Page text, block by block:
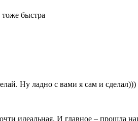
быстра
Ну ладно с вами я сам и сделал)))
идеальная. И главное – прошла